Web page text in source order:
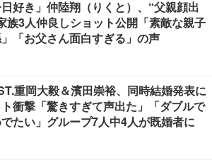
日好き」仲陸翔（りくと）、“父親顔出
族3人仲良しショット公開「素敵な親子
「お父さん面白すぎる」の声
重岡大毅＆濱田崇裕、同時結婚発表に
衝撃「驚きすぎて声出た」「ダブルで
たい」グループ7人中4人が既婚者に